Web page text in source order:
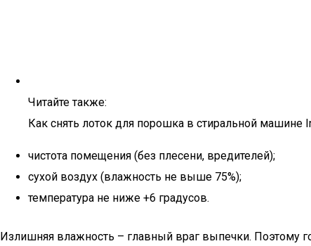
Читайте также:
Как снять лоток для порошка в стиральной машине
чистота помещения (без плесени, вредителей);
сухой воздух (влажность не выше 75%);
температура не ниже +6 градусов.
Излишняя влажность – главный враг выпечки. Поэтому